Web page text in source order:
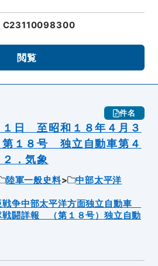
C23110098300
閲覧
件名
１日 至昭和１８年４月３
１８号 独立自動車第４
．気象
陸軍一般史料
中部太平洋
争中部太平洋方面独立自動車
戦闘詳報 （第１８号）独立自動